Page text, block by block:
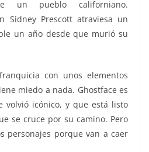
un pueblo californiano.
Sidney Prescott atraviesa un
un año desde que murió su
con unos elementos
miedo a nada. Ghostface es
volvió icónico, y que está listo
se cruce por su camino. Pero
personajes porque van a caer